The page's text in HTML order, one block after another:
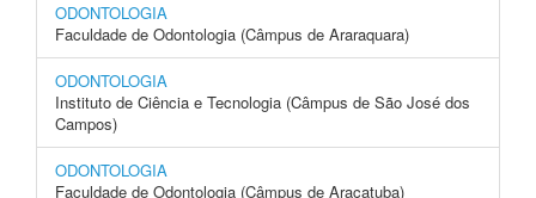
ODONTOLOGIA
Faculdade de Odontologia (Câmpus de Araraquara)
ODONTOLOGIA
Instituto de Ciência e Tecnologia (Câmpus de São José dos
Campos)
ODONTOLOGIA
Faculdade de Odontologia (Câmpus de Araçatuba)